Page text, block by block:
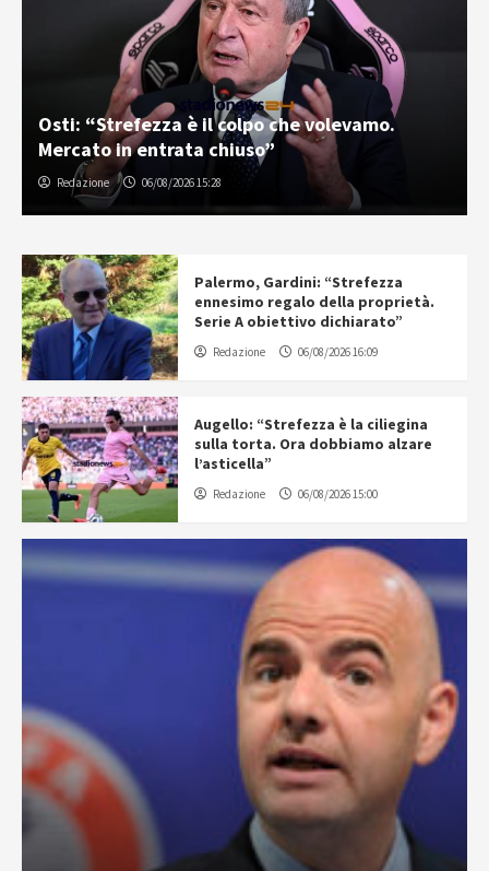
Osti: “Strefezza è il colpo che volevamo.
Mercato in entrata chiuso”
Redazione 06/08/2026 15:28
Palermo, Gardini: “Strefezza
ennesimo regalo della proprietà.
Serie A obiettivo dichiarato”
Redazione 06/08/2026 16:09
Augello: “Strefezza è la ciliegina
sulla torta. Ora dobbiamo alzare
l’asticella”
Redazione 06/08/2026 15:00